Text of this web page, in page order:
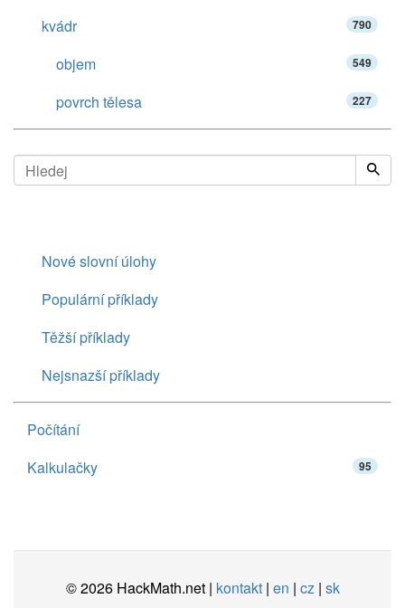
kvádr 790
objem 549
povrch tělesa 227
Nové slovní úlohy
Populární příklady
Těžší příklady
Nejsnazší příklady
Počítání
Kalkulačky
95
© 2026 HackMath.net | kontakt| en | cz| sk